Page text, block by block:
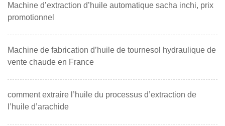
Machine d’extraction d’huile automatique sacha inchi, prix
promotionnel
Machine de fabrication d’huile de tournesol hydraulique de
vente chaude en France
comment extraire l’huile du processus d’extraction de
l’huile d’arachide